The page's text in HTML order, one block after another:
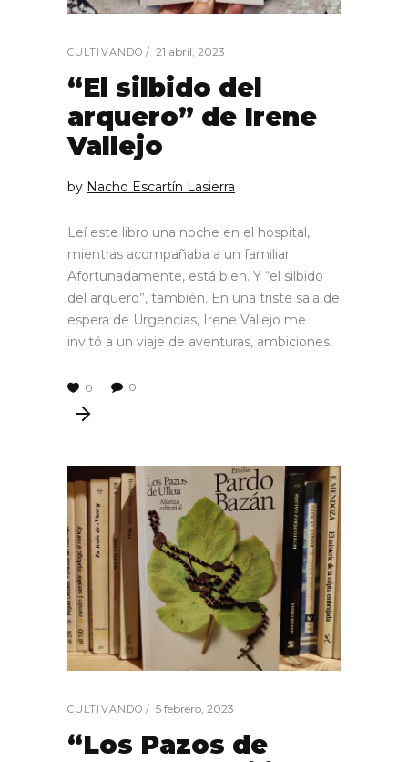
CULTIVANDO 21 abril, 2023
“El silbido del
arquero” de Irene
Vallejo
by Nacho Escartín Lasierra
Leí este libro una noche en el hospital,
mientras acompañaba a un familiar.
Afortunadamente, está bien. Y “el silbido
del arquero”, también. En una triste sala de
espera de Urgencias, Irene Vallejo me
invitó a un viaje de aventuras, ambiciones,
0 0
CULTIVANDO 5 febrero, 2023
“Los Pazos de